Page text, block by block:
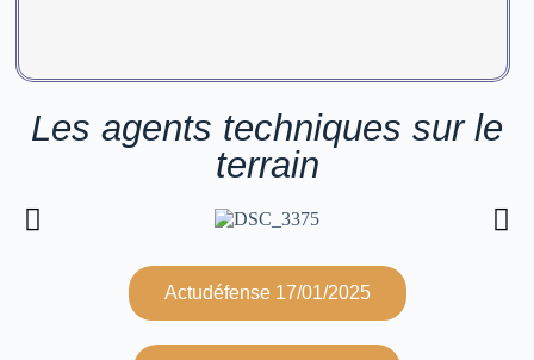
Les agents techniques sur le
terrain
Actudéfense 17/01/2025